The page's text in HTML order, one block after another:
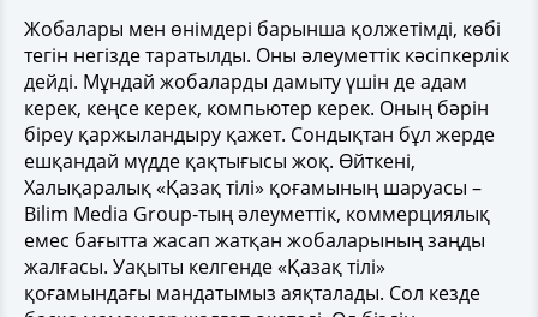
Жобалары мен өнімдері барынша қолжетімді, көбі
тегін негізде таратылды. Оны әлеуметтік кәсіпкерлік
дейді. Мұндай жобаларды дамыту үшін де адам
керек, кеңсе керек, компьютер керек. Оның бәрін
біреу қаржыландыру қажет. Сондықтан бұл жерде
ешқандай мүдде қақтығысы жоқ. Өйткені,
Халықаралық «Қазақ тілі» қоғамының шаруасы –
Bilim Media Group-тың әлеуметтік, коммерциялық
емес бағытта жасап жатқан жобаларының заңды
жалғасы. Уақыты келгенде «Қазақ тілі»
қоғамындағы мандатымыз аяқталады. Сол кезде